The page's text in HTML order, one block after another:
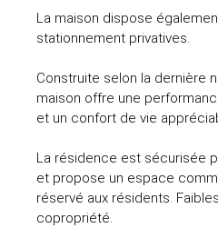
La maison dispose
stationnement privatives.
Construite selon la dernière
maison offre une
et un confort de vie
La résidence est sécurisée
et propose un espace
réservé aux résidents.
copropriété.